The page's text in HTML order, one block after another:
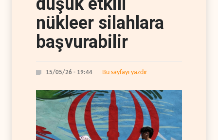
nükleer silahlara
başvurabilir
15/05/26 - 19:44 Bu sayfayı yazdır